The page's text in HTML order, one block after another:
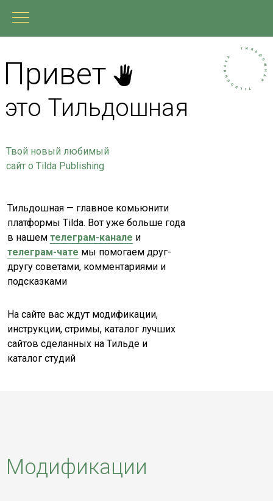
Привет
это Тильдошная
Твой новый любимый
сайт о Tilda Publishing
Тильдошная — главное комьюнити
платформы Tilda. Вот уже больше года
в нашем телеграм-канале и
телеграм-чате мы помогаем друг-
другу советами, комментариями и
подсказками
На сайте вас ждут модификации,
инструкции, стримы, каталог лучших
сайтов сделанных на Тильде и
каталог студий
Модификации